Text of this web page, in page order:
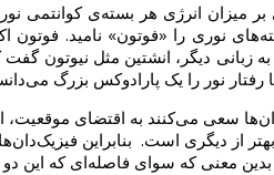
میزان انرژی هر بسته‌ی کوانتمی
نوری را «فوتون» نامید.
زبانی دیگر، انشتین مثل نیوتون
رفتار نور را یک پارادوکس بزرگ
سعی می‌کنند به اقتضای
دیگری است. بنابراین
معنی که سوای فاصله‌ای که این